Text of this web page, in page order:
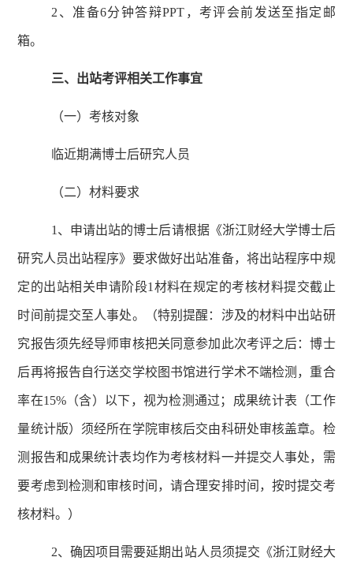
2、准备6分钟答辩PPT，考评会前发送至指定邮
箱。
三、出站考评相关工作事宜
（一）考核对象
临近期满博士后研究人员
（二）材料要求
1、 申请出站的博士后请根据《浙江财经大学博士后
研究人员出站程序》要求做好出站准备，将出站程序中规
定的出站相关申请阶段1材料在规定的考核材料提交截止
时间前提交至人事处。（特别提醒：涉及的材料中出站研
究报告须先经导师审核把关同意参加此次考评之后：博士
后再将报告自行送交学校图书馆进行学术不端检测，重合
率在15%（含）以下，视为检测通过；成果统计表（工作
量统计版）须经所在学院审核后交由科研处审核盖章。检
测报告和成果统计表均作为考核材料一并提交人事处，需
要考虑到检测和审核时间，请合理安排时间，按时提交考
核材料。）
2、确因项目需要延期出站人员须提交《浙江财经大